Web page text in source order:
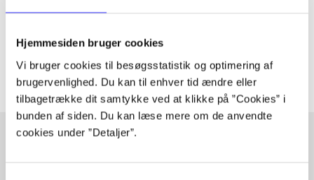
Hjemmesiden bruger cookies
Vi bruger cookies til besøgsstatistik og optimering af
brugervenlighed. Du kan til enhver tid ændre eller
tilbagetrække dit samtykke ved at klikke på ”Cookies” i
bunden af siden. Du kan læse mere om de anvendte
cookies under ”Detaljer”.
Artiklerne i handler ofte om